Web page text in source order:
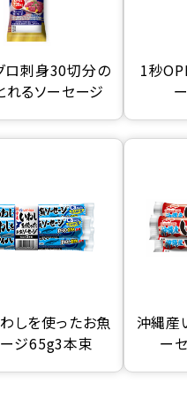
ロ刺身30切分の
れるソーセージ
1秒
しを使ったお魚
ジ65g3本束
沖縄産
ー